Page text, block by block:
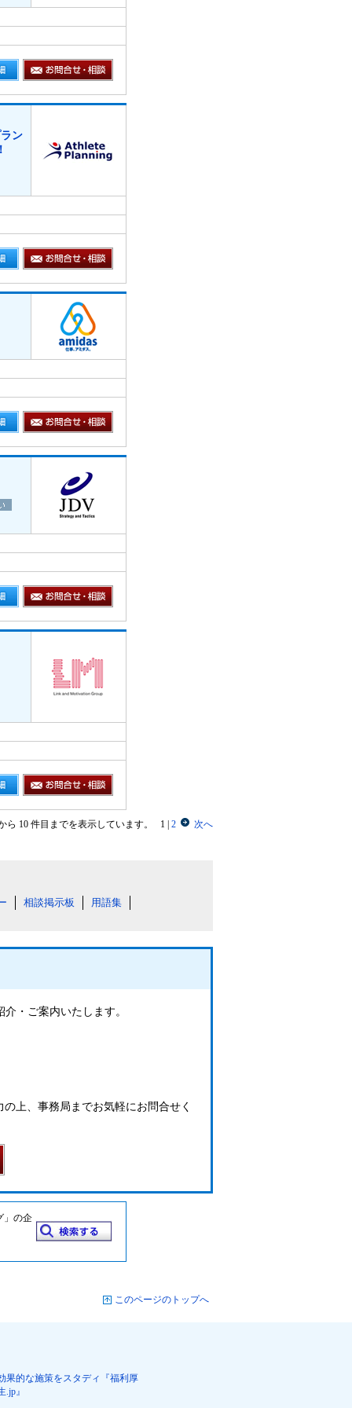
ン
ら 10 件目までを表示しています。 1 2 次へ
相談掲示板 用語集
・ご案内いたします。
上、事務局までお気軽にお問合せく
」の企
このページのトップへ
果的な施策をスタディ『福利厚
.jp』